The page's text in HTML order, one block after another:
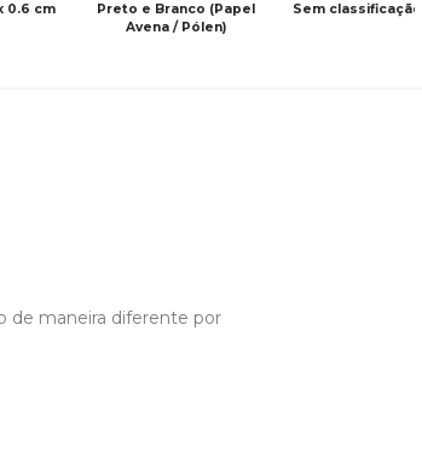
0.6 cm
Preto e Branco (Papel
Avena / Pólen)
Sem classificação
de maneira diferente por